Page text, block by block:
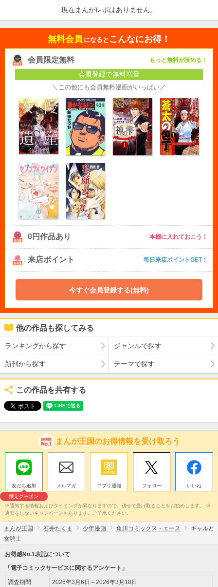
現在まんがレポはありません。
無料会員 になると こんなにお得！
会員限定無料 もっと無料が読める！
会員登録で無料増量
＼この他にも会員無料漫画がいっぱい／
0円作品あり 本棚に入れておこう！
来店ポイント 毎日来店ポイントGET！
今すぐ会員登録する(無料)
他の作品も探してみる
ランキングから探す ジャンルで探す
新刊から探す テーマで探す
この作品を共有する
まんが王国のお得情報を受け取ろう
友だち追加
限定クーポン
メルマガ アプリ通知 フォロー いいね
※通知する情報およびタイミングが異なりますので、併せて受け取ることをお勧めします。 ※
通知をしないキャンペーンもあります。ご了承ください。
まんが王国 石井たくま 少年漫画 角川コミックス・エース
ギャルと
女騎士
お得感No.1表記について
「電子コミックサービスに関するアンケート」
調査期間 2026年3月6日～2026年3月18日